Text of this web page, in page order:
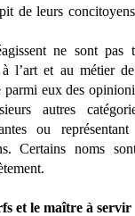
de leurs
ne sont pas
l’art et au métier
eux des
autres
ou
Certains noms
et le maître à servir